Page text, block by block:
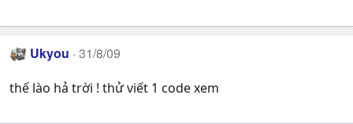
Ukyou 31/8/09
thế lào hả trời ! thử viết 1 code xem